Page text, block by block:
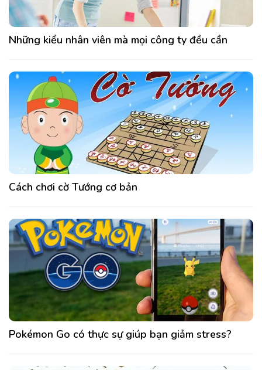
Những kiểu nhân viên mà mọi công ty đều cần
Cách chơi cờ Tướng cơ bản
Pokémon Go có thực sự giúp bạn giảm stress?